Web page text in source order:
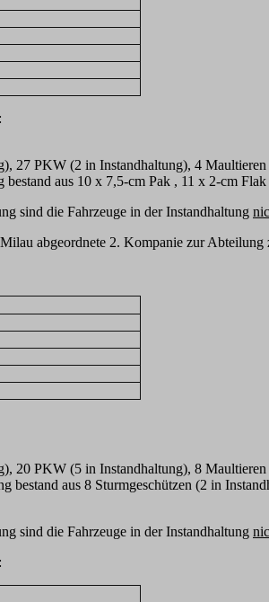
27 PKW (2 in Instandhaltung), 4
aus 10 x 7,5-cm Pak , 11 x 2-cm
sind die Fahrzeuge in der Instandhaltung
abgeordnete 2. Kompanie zur Abteilung
20 PKW (5 in Instandhaltung), 8
aus 8 Sturmgeschützen (2 in
sind die Fahrzeuge in der Instandhaltung